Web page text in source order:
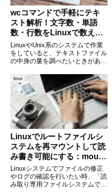
wcコマンドで手軽にテキ
スト解析！文字数・単語
数・行数をLinuxで数える
方法
LinuxやUnix系のシステムで作業
をしていると、テキストファイル
の中身の量を調べたいときがあり
何行あるのか？」「この文章には
何文字含まれているのか？」とい
った基本的な情報を知りたい場面
です。そんな時に便利な
linux
Linuxでルートファイルシ
ステムを再マウントして読
み書き可能にする：mount
-o remount,rw / の使い方
Linuxシステムでファイルの修正
やログの確認を行いたい時、「読
み取り専用ファイルシステムで